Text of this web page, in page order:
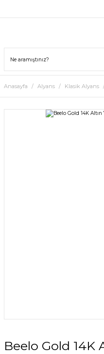
Anasayfa Alyans Klasik Alyans
Beelo Gold 14K